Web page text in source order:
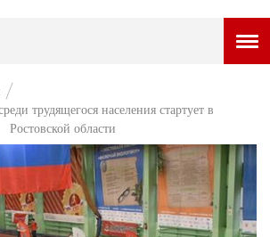
НОВОСТИ
ВОПРОС НЕДЕЛИ
ПРЕМЬЕРА
ТАМ И ТУТ
трудящегося населения стартует в
Ростовской области